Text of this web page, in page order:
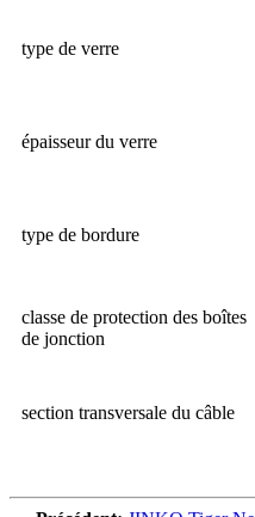
type de verre
épaisseur du verre
type de bordure
classe de protection des boîtes
de jonction
section transversale du câble